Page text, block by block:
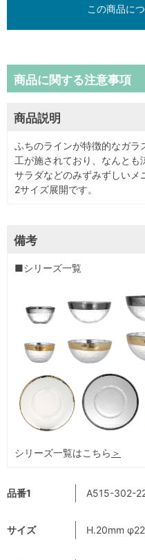
品番1 A515-302-
サイズ H.20mm
この商品に
商品説明
ふちのラインが特徴的なガラ
工が施されており、なんとも
サラダなどのみずみずしいメ
2サイズ展開です。
商品に関する注意事項
備考
■シリーズ一覧
シリーズ一覧はこちら ＞